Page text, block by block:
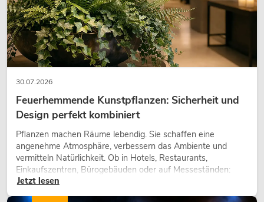
30.07.2026
Feuerhemmende Kunstpflanzen: Sicherheit und
Design perfekt kombiniert
Pflanzen machen Räume lebendig. Sie schaffen eine
angenehme Atmosphäre, verbessern das Ambiente und
vermitteln Natürlichkeit. Ob in Hotels, Restaurants,
Einkaufszentren, Bürogebäuden oder auf Messeständen:
eine hochwertige Begrünung gehört heute längst zum
modernen Raumkonzept.
Jetzt lesen